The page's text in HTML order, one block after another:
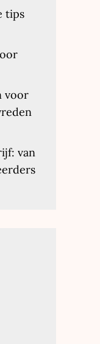
tips
voor
van